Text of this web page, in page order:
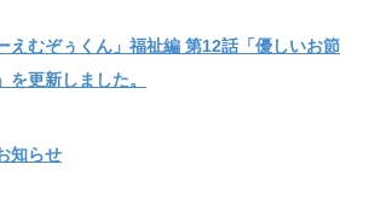
えむぞぅくん」福祉編 第12話「優しいお節
更新しました。
知らせ